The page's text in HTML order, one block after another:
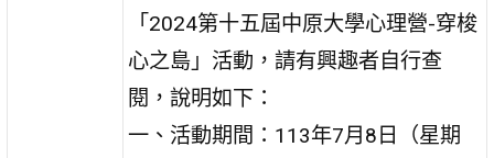
「2024第十五屆中原大學心理營-穿梭
心之島」活動，請有興趣者自行查
閱，說明如下：
一、活動期間：113年7月8日（星期